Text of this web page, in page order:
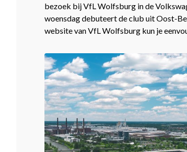
bezoek bij VfL Wolfsburg in de
woensdag debuteert de club uit Oost-
website van VfL Wolfsburg kun je